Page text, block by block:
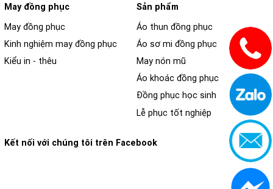
May đồng phục
May đồng phục
Kinh nghiệm may đồng phục
Kiểu in - thêu
Sản phẩm
Áo thun đồng phục
Áo sơ mi đồng phục
May nón mũ
Áo khoác đồng phục
Đồng phục học sinh
Lễ phục tốt nghiệp
Kết nối với chúng tôi trên Facebook